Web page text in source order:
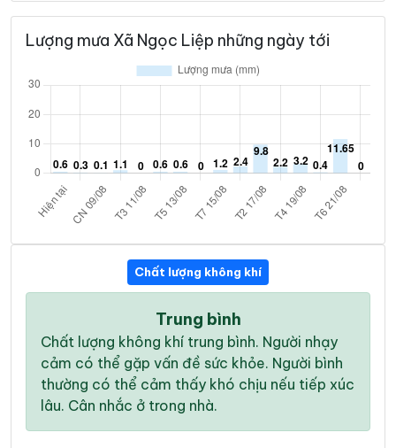
Lượng mưa Xã Ngọc Liệp những ngày tới
Chất lượng không khí
Trung bình
Chất lượng không khí trung bình. Người nhạy
cảm có thể gặp vấn đề sức khỏe. Người bình
thường có thể cảm thấy khó chịu nếu tiếp xúc
lâu. Cân nhắc ở trong nhà.